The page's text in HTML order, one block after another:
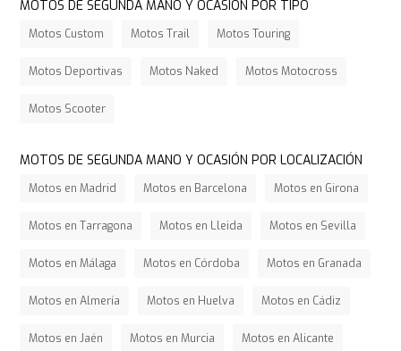
MOTOS DE SEGUNDA MANO Y OCASIÓN POR TIPO
Motos Custom Motos Trail Motos Touring
Motos Deportivas Motos Naked Motos Motocross
Motos Scooter
MOTOS DE SEGUNDA MANO Y OCASIÓN POR LOCALIZACIÓN
Motos en Madrid Motos en Barcelona Motos en Girona
Motos en Tarragona Motos en Lleida Motos en Sevilla
Motos en Málaga Motos en Córdoba Motos en Granada
Motos en Almería Motos en Huelva Motos en Cádiz
Motos en Jaén Motos en Murcia Motos en Alicante